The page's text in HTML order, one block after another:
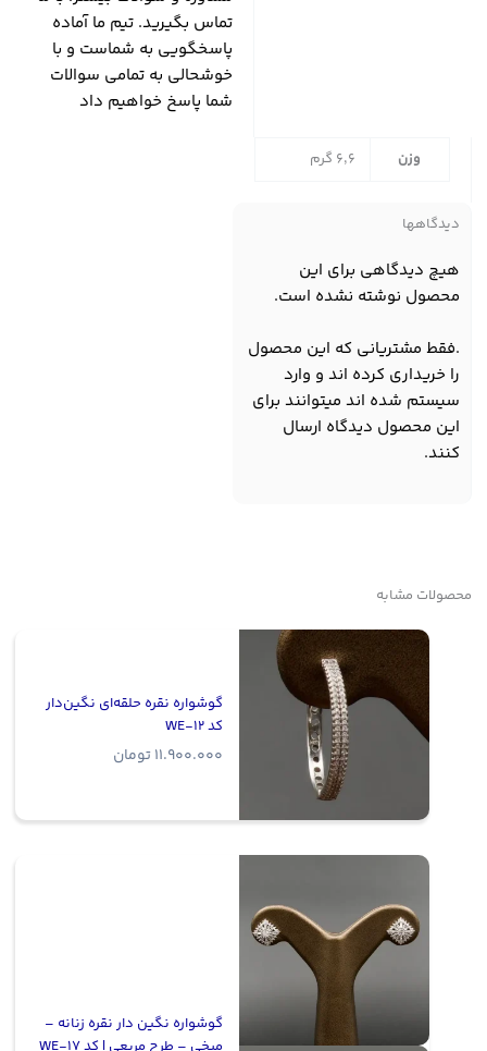
تماس بگیرید. تیم ما آماده
پاسخگویی به شماست و با
خوشحالی به تمامی سوالات
شما پاسخ خواهیم داد
وزن 6,6 گرم
دیدگاهها
هیچ دیدگاهی برای این
محصول نوشته نشده است.
.فقط مشتریانی که این محصول
را خریداری کرده اند و وارد
سیستم شده اند میتوانند برای
این محصول دیدگاه ارسال
کنند.
محصولات مشابه
گوشواره نقره حلقه‌ای نگین‌دار
کد WE-12
11.900.000 تومان
گوشواره نگین دار نقره زنانه –